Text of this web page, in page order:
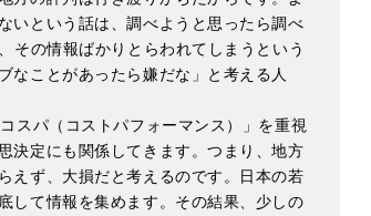
いという話は、調べようと思ったら調べ
その情報ばかりとらわれてしまうという
なことがあったら嫌だな」と考える人
スパ（コストパフォーマンス）」を重視
決定にも関係してきます。つまり、地方
えず、大損だと考えるのです。日本の若
して情報を集めます。その結果、少しの